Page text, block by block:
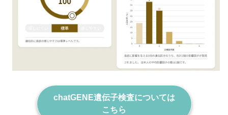
chatGENE遺伝子検査については
こちら